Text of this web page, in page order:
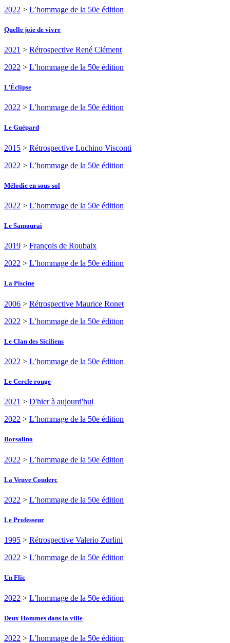
2022 > L’hommage de la 50e édition
Quelle joie de vivre
2021 > Rétrospective René Clément
2022 > L’hommage de la 50e édition
L’Éclipse
2022 > L’hommage de la 50e édition
Le Guépard
2015 > Rétrospective Luchino Visconti
2022 > L’hommage de la 50e édition
Mélodie en sous-sol
2022 > L’hommage de la 50e édition
Le Samouraï
2019 > François de Roubaix
2022 > L’hommage de la 50e édition
La Piscine
2006 > Rétrospective Maurice Ronet
2022 > L’hommage de la 50e édition
Le Clan des Siciliens
2022 > L’hommage de la 50e édition
Le Cercle rouge
2021 > D'hier à aujourd'hui
2022 > L’hommage de la 50e édition
Borsalino
2022 > L’hommage de la 50e édition
La Veuve Couderc
2022 > L’hommage de la 50e édition
Le Professeur
1995 > Rétrospective Valerio Zurlini
2022 > L’hommage de la 50e édition
Un Flic
2022 > L’hommage de la 50e édition
Deux Hommes dans la ville
2022 > L’hommage de la 50e édition